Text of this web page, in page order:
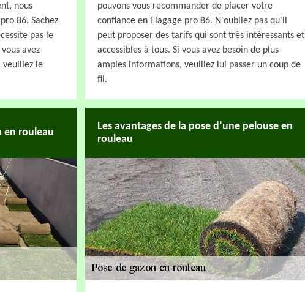
nous
86. Sachez
pas le
avez
veuillez le
pouvons vous recommander de placer votre
confiance en Elagage pro 86. N'oubliez pas qu'il
peut proposer des tarifs qui sont très intéressants et
accessibles à tous. Si vous avez besoin de plus
amples informations, veuillez lui passer un coup de
fil.
en rouleau
Les avantages de la pose d’une pelouse en
rouleau